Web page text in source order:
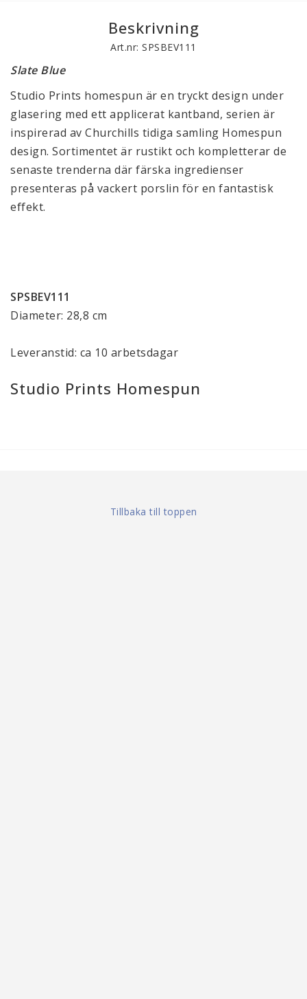
Beskrivning
Art.nr: SPSBEV111
Slate Blue
Studio Prints homespun är en tryckt design under
glasering med ett applicerat kantband, serien är
inspirerad av Churchills tidiga samling Homespun
design. Sortimentet är rustikt och kompletterar de
senaste trenderna där färska ingredienser
presenteras på vackert porslin för en fantastisk
effekt.
SPSBEV111
Diameter: 28,8 cm
Leveranstid: ca 10 arbetsdagar
Studio Prints Homespun
Tillbaka till toppen